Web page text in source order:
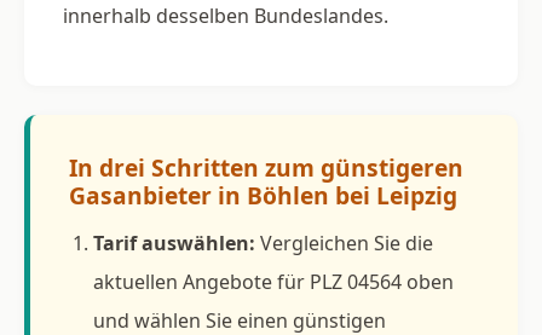
innerhalb desselben Bundeslandes.
In drei Schritten zum günstigeren
Gasanbieter in Böhlen bei Leipzig
Tarif auswählen: Vergleichen Sie die
aktuellen Angebote für PLZ 04564 oben
und wählen Sie einen günstigen